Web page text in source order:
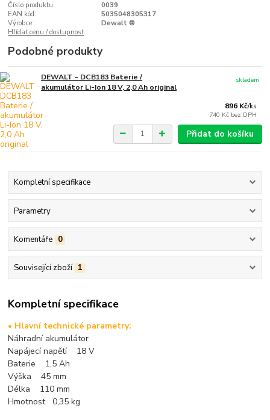
Číslo produktu:
0039
EAN kód:
5035048305317
Výrobce:
Dewalt ®
Hlídat cenu / dostupnost
Podobné produkty
DEWALT - DCB183 Baterie /
akumulátor Li-Ion 18 V, 2,0 Ah original
896 Kč/ks
740 Kč bez DPH
skladem
Přidat do košíku
Kompletní specifikace
Parametry
Komentáře 0
Související zboží 1
Kompletní specifikace
• Hlavní technické parametry:
Náhradní akumulátor
Napájecí napětí 18 V
Baterie 1,5 Ah
Výška 45 mm
Délka 110 mm
Hmotnost 0,35 kg